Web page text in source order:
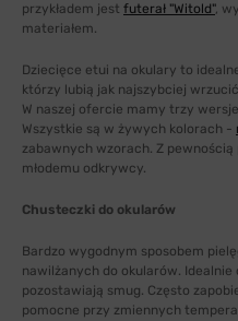
przykładem jest futerał "Witold",
materiałem.
Dziecięce etui na okulary to
którzy lubią jak najszybciej
W naszej ofercie mamy trzy
Wszystkie są w żywych kolorach -
zabawnych wzorach. Z
młodemu odkrywcy.
Chusteczki do okularów
Bardzo wygodnym sposobem
nawilżanych do okularów. Idealnie
pozostawiają smug. Często
pomocne przy zmiennych